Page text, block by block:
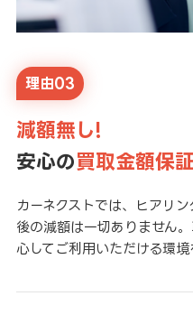
理由03
減額無し!
安心の買取金額保証
カーネクストでは、ヒアリ
後の減額は一切ありません
心してご利用いただける環境